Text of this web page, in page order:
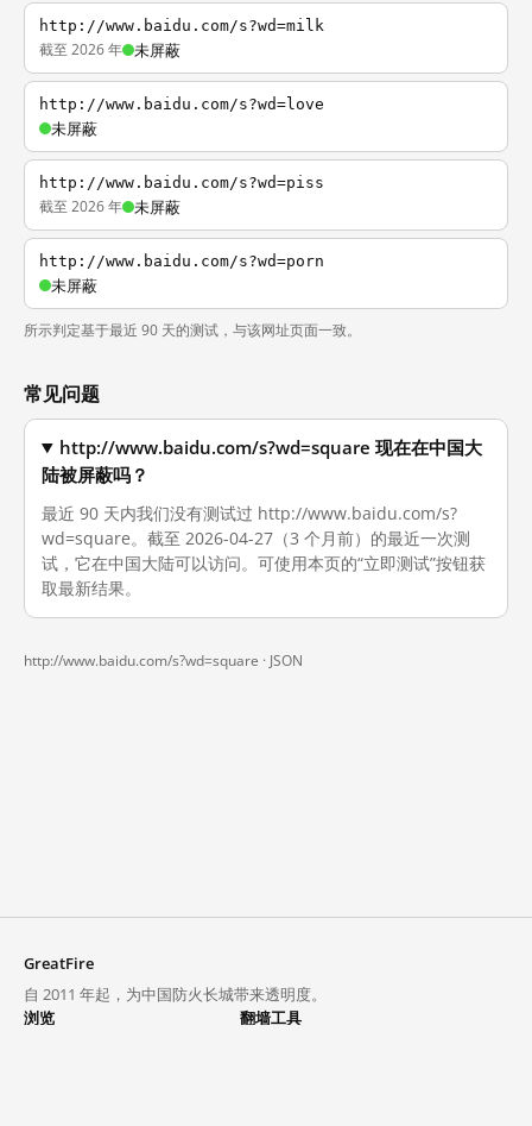
http://www.baidu.com/s?wd=milk
截至 2026 年 未屏蔽
http://www.baidu.com/s?wd=love
未屏蔽
http://www.baidu.com/s?wd=piss
截至 2026 年 未屏蔽
http://www.baidu.com/s?wd=porn
未屏蔽
所示判定基于最近 90 天的测试，与该网址页面一致。
常见问题
http://www.baidu.com/s?wd=square 现在在中国大
陆被屏蔽吗？
最近 90 天内我们没有测试过 http://www.baidu.com/s?
wd=square。截至 2026-04-27（3 个月前）的最近一次测
试，它在中国大陆可以访问。可使用本页的“立即测试”按钮获
取最新结果。
http://www.baidu.com/s?wd=square · JSON
GreatFire
自 2011 年起，为中国防火长城带来透明度。
浏览
翻墙工具